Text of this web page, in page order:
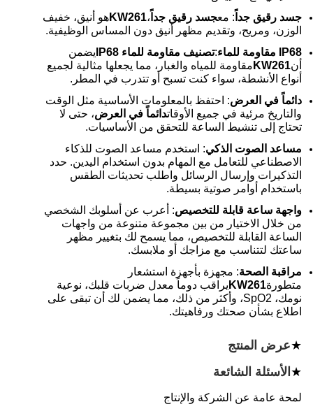
جسد رقيق جداً : معجسد رقيق جداً ،KW261هو أنيق، خفيف
الوزن، ومريح، وتقديم مظهر أنيق دون المساس الوظيفية.
IP68 مقاومة للماء
:تصنيف مقاومة للماء IP68
يضمن
أنKW261 مقاومة للمياه والغبار، مما يجعلها مثالية لجميع
أنواع الأنشطة، سواء كنت تسبح أو تتدرب في المطر.
دائماً في العرض: احتفظ بالمعلومات الأساسية مثل الوقت
والتاريخ مرئية في جميع الأوقاتدائماً في العرض، حتى لا
تحتاج إلى تنشيط الساعة للتحقق من الأساسيات.
مساعد الصوت الذكي: استخدم مساعد الصوت للذكاء
الاصطناعي للتعامل مع المهام بدون استخدام اليدين. حدد
التذكيرات وإرسال الرسائل واطلب تحديثات الطقس
باستخدام أوامر صوتية بسيطة.
واجهة ساعة قابلة للتخصيص: أعرب عن أسلوبك الشخصي
من خلال الاختيار من بين مجموعة متنوعة من واجهات
الساعة القابلة للتخصيص، مما يسمح لك بتغيير مظهر
ساعتك لتتناسب مع مزاجك أو ملابسك.
مراقبة الصحة: مجهزة بأجهزة استشعار
متطورةKW261 يراقب دوماً معدل ضربات قلبك، نوعية
نومك، SpO2، وأكثر من ذلك، مما يضمن لك أن تبقى على
اطلاع بشأن صحتك ورفاهيتك.
★عرض المنتج
★ الأسئلة الشائعة
لمحة عامة عن الشركة والإنتاج